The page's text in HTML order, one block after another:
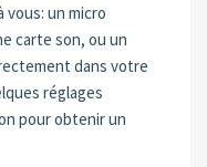
un micro
carte son, ou un
dans votre
réglages
pour obtenir un